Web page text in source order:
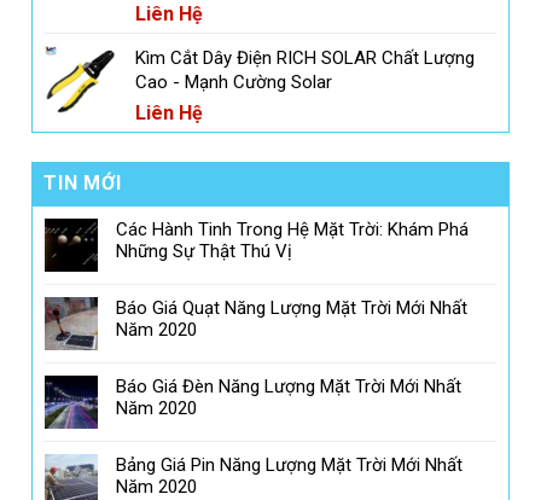
Liên Hệ
Kìm Cắt Dây Điện RICH SOLAR Chất Lượng
Cao - Mạnh Cường Solar
Liên Hệ
TIN MỚI
Các Hành Tinh Trong Hệ Mặt Trời: Khám Phá
Những Sự Thật Thú Vị
Báo Giá Quạt Năng Lượng Mặt Trời Mới Nhất
Năm 2020
Báo Giá Đèn Năng Lượng Mặt Trời Mới Nhất
Năm 2020
Bảng Giá Pin Năng Lượng Mặt Trời Mới Nhất
Năm 2020